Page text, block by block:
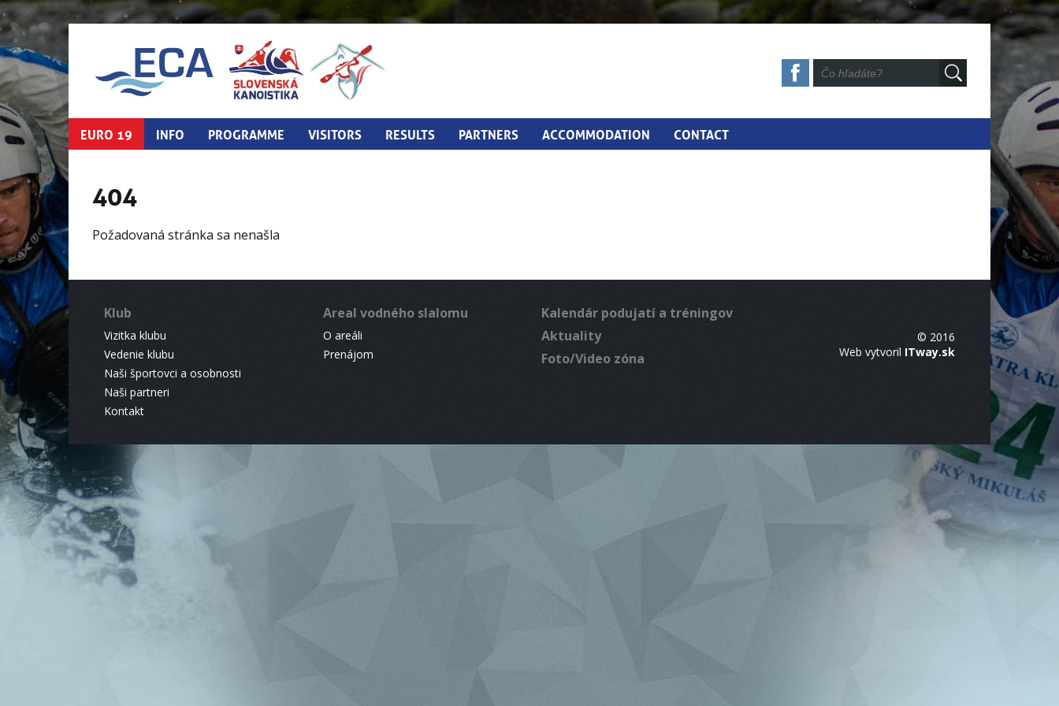
EURO 19 INFO PROGRAMME VISITORS RESULTS PARTNERS ACCOMMODATION CONTACT
404
Požadovaná stránka sa nenašla
Klub
Vizitka klubu
Vedenie klubu
Naši športovci a osobnosti
Naši partneri
Kontakt
Areal vodného slalomu
O areáli
Prenájom
Kalendár podujatí a tréningov
Aktuality
Foto/Video zóna
© 2016
Web vytvoril ITway.sk